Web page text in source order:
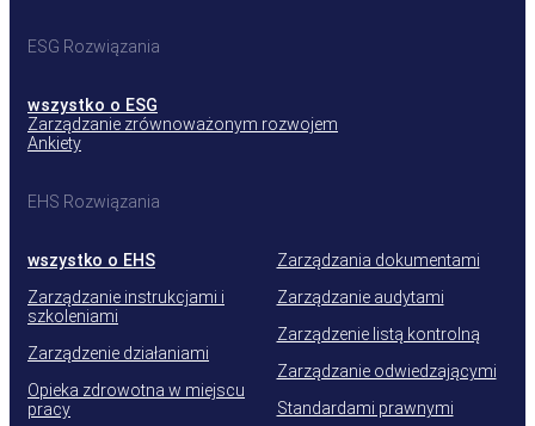
ESG Rozwiązania
wszystko o ESG
Zarządzanie zrównoważonym rozwojem
Ankiety
EHS Rozwiązania
wszystko o EHS
Zarządzanie instrukcjami i
szkoleniami
Zarządzenie działaniami
Opieka zdrowotna w miejscu
pracy
Zarządzania dokumentami
Zarządzanie audytami
Zarządzenie listą kontrolną
Zarządzanie odwiedzającymi
Standardami prawnymi